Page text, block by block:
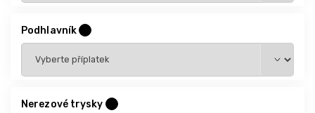
Podhlavník
Nerezové trysky